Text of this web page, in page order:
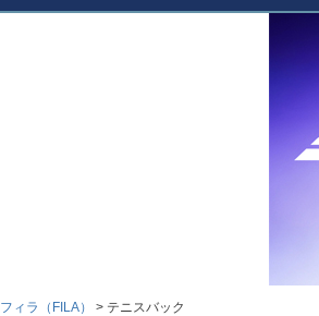
フィラ（FILA） テニスバック